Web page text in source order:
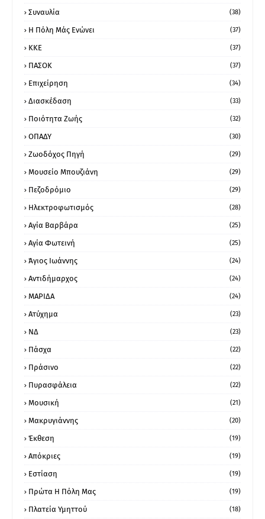
Συναυλία (38)
Η Πόλη Μάς Ενώνει (37)
ΚΚΕ (37)
ΠΑΣΟΚ (37)
Επιχείρηση (34)
Διασκέδαση (33)
Ποιότητα Ζωής (32)
ΟΠΑΔΥ (30)
Ζωοδόχος Πηγή (29)
Μουσείο Μπουζιάνη (29)
Πεζοδρόμιο (29)
Ηλεκτροφωτισμός (28)
Αγία Βαρβάρα (25)
Αγία Φωτεινή (25)
Άγιος Ιωάννης (24)
Αντιδήμαρχος (24)
ΜΑΡΙΔΑ (24)
Ατύχημα (23)
ΝΔ (23)
Πάσχα (22)
Πράσινο (22)
Πυρασφάλεια (22)
Μουσική (21)
Μακρυγιάννης (20)
Έκθεση (19)
Απόκριες (19)
Εστίαση (19)
Πρώτα Η Πόλη Μας (19)
Πλατεία Υμηττού (18)